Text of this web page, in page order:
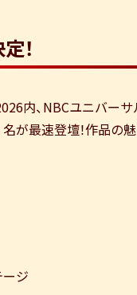
！
内、NBCユニバー
最速登壇！作品の
ージ